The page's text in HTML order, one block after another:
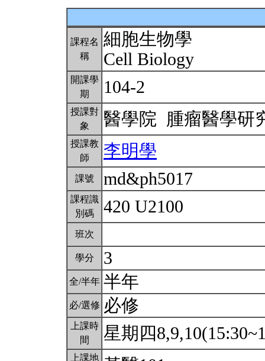
課程名
稱
細胞生物學
Cell Biology
開課學
期
104-2
授課對
象
醫學院 腫瘤醫學
授課教
師
李明學
課號 md&ph5017
課程識
別碼
420 U2100
班次
學分 3
全/半年 半年
必/選修 必修
上課時
間
星期四
上課地